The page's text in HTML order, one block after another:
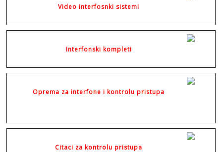
Video interfosnki sistemi
Interfonski kompleti
Oprema za interfone i kontrolu pristupa
Citaci za kontrolu pristupa